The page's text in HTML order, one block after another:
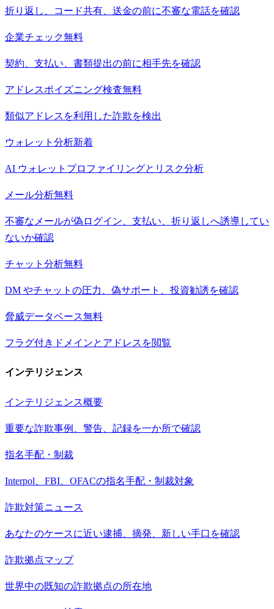
折り返し、コード共有、送金の前に不審な電話を確認
企業チェック無料
契約、支払い、書類提出の前に相手先を確認
アドレスポイズニング検査無料
類似アドレスを利用した詐欺を検出
ウォレット分析新着
AI ウォレットプロファイリングとリスク分析
メール分析無料
不審なメールが偽ログイン、支払い、折り返しへ誘導してい
ないか確認
チャット分析無料
DM やチャットの圧力、偽サポート、投資勧誘を確認
脅威データベース無料
フラグ付きドメインとアドレスを閲覧
インテリジェンス
インテリジェンス概要
重要な詐欺事例、警告、記録を一か所で確認
指名手配・制裁
Interpol、FBI、OFACの指名手配・制裁対象
詐欺対策ニュース
あなたのケースに近い逮捕、摘発、新しい手口を確認
詐欺拠点マップ
世界中の既知の詐欺拠点の所在地